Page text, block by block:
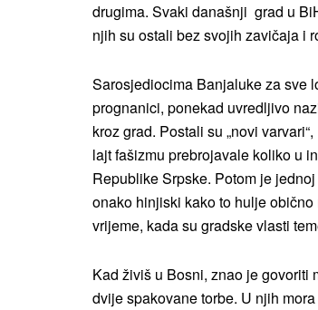
drugima. Svaki današnji grad u
njih su ostali bez svojih zavičaja i
Sarosjediocima Banjaluke za sve
prognanici, ponekad uvredljivo
kroz grad. Postali su „novi
lajt fašizmu prebrojavale koliko u
Republike Srpske. Potom je
onako hinjiski kako to hulje
vrijeme, kada su gradske vlasti
Kad živiš u Bosni, znao je govoriti
dvije spakovane torbe. U njih